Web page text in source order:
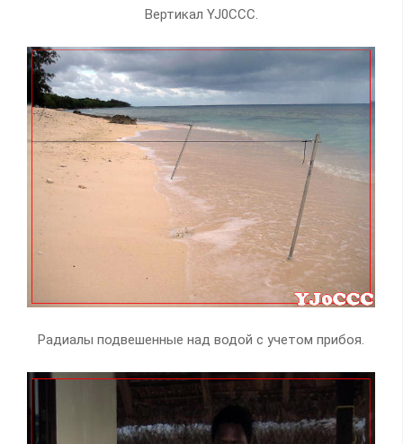
Вертикал YJ0CCC.
Радиалы подвешенные над водой с учетом прибоя.